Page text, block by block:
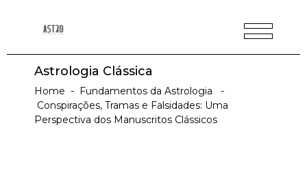
Astrologia Clássica
Home - Fundamentos da Astrologia
-
Conspirações, Tramas e Falsidades: Uma
Perspectiva dos Manuscritos Clássicos